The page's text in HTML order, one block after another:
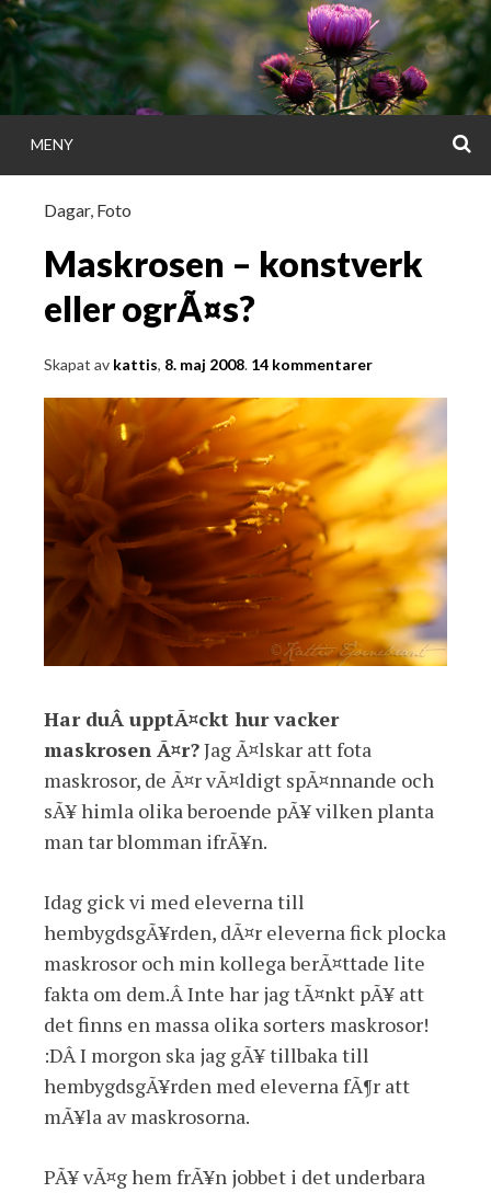
Gå
direkt
till
innehållet
MENY
Dagar, Foto
Maskrosen – konstverk
eller ogrÃ¤s?
Skapat av kattis, 8. maj 2008. 14 kommentarer
Har duÂ upptÃ¤ckt hur vacker
maskrosen Ã¤r?Jag Ã¤lskar att fota
maskrosor, de Ã¤r vÃ¤ldigt spÃ¤nnande och
sÃ¥ himla olika beroende pÃ¥ vilken planta
man tar blomman ifrÃ¥n.
Idag gick vi med eleverna till
hembygdsgÃ¥rden, dÃ¤r eleverna fick plocka
maskrosor och min kollega berÃ¤ttade lite
fakta om dem.Â Inte har jag tÃ¤nkt pÃ¥ att
det finns en massa olika sorters maskrosor!
:DÂ I morgon ska jag gÃ¥ tillbaka till
hembygdsgÃ¥rden med eleverna fÃ¶r att
mÃ¥la av maskrosorna.
PÃ¥ vÃ¤g hem frÃ¥n jobbet i det underbara